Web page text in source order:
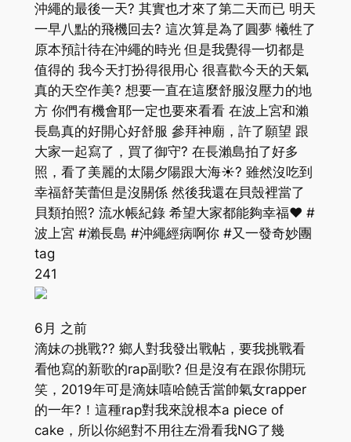
沖繩的最後一天? 其實也才來了第二天而已 明天
一早八點的飛機回去? 這次算是為了圓夢 犧牲了
原本預計待在沖繩的時光 但是我覺得一切都是
值得的 我今天打扮得很用心 很喜歡今天的天氣
真的天空作美? 想要一直在這麼舒服沒壓力的地
方 你們有機會耶一定也要來看看 在波上宮和瀨
長島真的好開心好舒服 參拜神廟，許了願望 跟
大家一起寫了，買了御守? 在長瀨島拍了好多
照，看了美麗的太陽夕陽跟大海☀️? 雖然沒吃到
幸福舒芙蕾但是沒關係 然後我還在貝殼裡當了
貝類拍照? 流水帳紀錄 希望大家都能夠幸福❤️ #
波上宮 #瀨長島 #沖繩經病啊你 #又一發奇妙團
tag
241
6月 之前
滴妹の挑戰?? 鄉人對我發出戰帖，要我挑戰看
看他寫的新歌的rap副歌? 但是沒有在跟你開玩
笑，2019年可是滴妹嘻哈饒舌當帥氣女rapper
的一年?！這種rap對我來說根本a piece of
cake，所以你絕對不用往左滑看我NG了幾